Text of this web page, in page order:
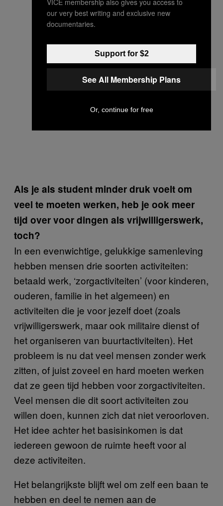
Als je als student minder druk voelt om
veel te moeten werken, heb je ook meer
tijd over voor dingen als vrijwilligerswerk,
toch?
In een evenwichtige, gelukkige samenleving
hebben mensen drie soorten activiteiten:
betaald werk, ‘zorgactiviteiten’ (voor kinderen,
ouderen, familie in het algemeen) en
activiteiten die je voor jezelf doet (zoals
vrijwilligerswerk, maar ook militaire dienst of
het organiseren van buurtactiviteiten). Het
probleem is nu dat veel mensen zonder werk
zitten, of juist zoveel en hard moeten werken
dat ze geen tijd hebben voor zorgactiviteiten.
Veel mensen die dit soort activiteiten zou
willen doen, kunnen zich dat niet veroorloven.
Het idee achter het basisinkomen is dat
iedereen gewoon de ruimte heeft voor al
deze activiteiten.
Het belangrijkste blijft wel om zelf een baan te
hebben en deel te nemen aan de
our very best writing and exclusive new
documentaries.
Support for $2
See All Membership Plans
Or, continue for free